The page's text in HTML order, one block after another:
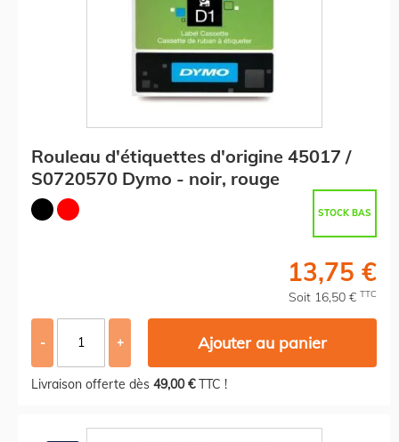
Rouleau d'étiquettes d'origine 45017 /
S0720570 Dymo - noir, rouge
STOCK BAS
13,75 €
Soit 16,50 € TTC
- + Ajouter au panier
Livraison offerte dès 49,00 €TTC !